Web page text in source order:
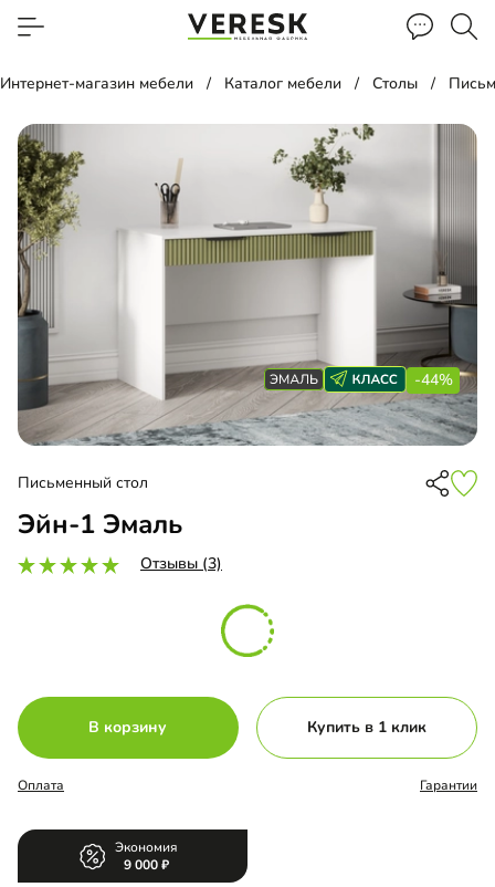
Интернет-магазин мебели Каталог мебели Столы
-44%
Письменный стол
Эйн-1 Эмаль
Отзывы (3)
В корзину Купить в 1 клик
Оплата Гарантии
Экономия
9 000